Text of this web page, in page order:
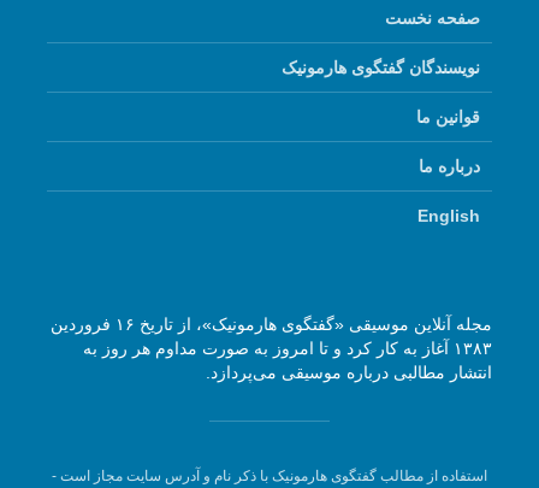
صفحه نخست
نویسندگان گفتگوی هارمونیک
قوانین ما
درباره ما
English
مجله آنلاین موسیقی «گفتگوی هارمونیک»، از تاریخ ۱۶ فروردین
۱۳۸۳ آغاز به کار کرد و تا امروز به صورت مداوم هر روز به
انتشار مطالبی درباره موسیقی می‌پردازد.
استفاده از مطالب گفتگوی هارمونیک با ذکر نام و آدرس سایت مجاز است -